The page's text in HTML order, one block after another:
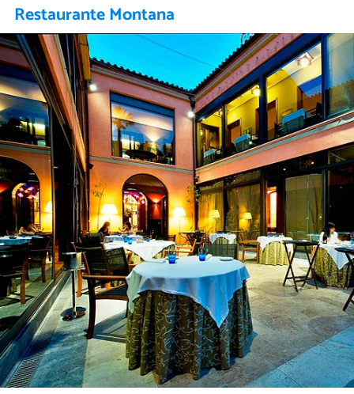
Restaurante Montana